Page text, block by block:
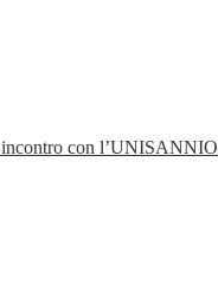
incontro con l’UNISANNIO